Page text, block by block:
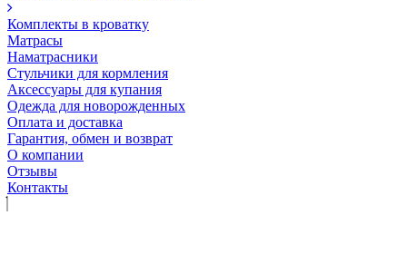
Комплекты в кроватку
Матрасы
Наматрасники
Стульчики для кормления
Аксессуары для купания
Одежда для новорожденных
Оплата и доставка
Гарантия, обмен и возврат
О компании
Отзывы
Контакты